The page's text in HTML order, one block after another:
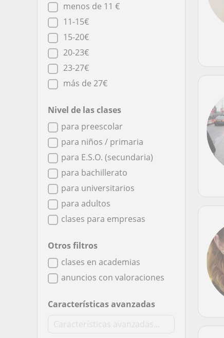
menos de 11 €
11-15€
15-20€
20-23€
23-27€
más de 27€
Nivel de las clases
para preescolar
para niños / primaria
para E.S.O. (secundaria)
para bachillerato
para universitarios
para adultos
clases para empresas
Otros filtros
clases en academias
anuncios con valoraciones
Características avanzadas